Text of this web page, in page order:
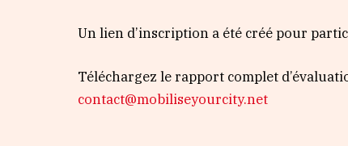
Un lien d’inscription a été créé pour
Téléchargez le rapport complet
contact@mobiliseyourcity.net